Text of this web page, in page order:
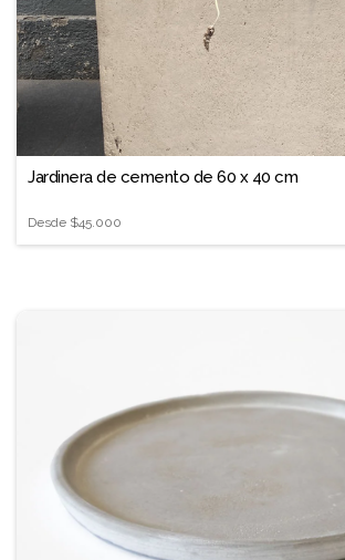
Jardinera de cemento de 60 x 40 cm
Desde $45.000